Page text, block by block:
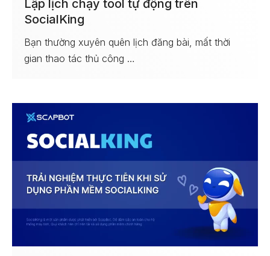
Lập lịch chạy tool tự động trên
SocialKing
Bạn thường xuyên quên lịch đăng bài, mất thời
gian thao tác thủ công …